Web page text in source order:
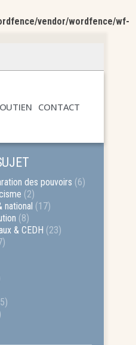
vendor/wordfence/wf-
CONTACT
des pouvoirs (6)
(2)
national (17)
(8)
& CEDH (23)